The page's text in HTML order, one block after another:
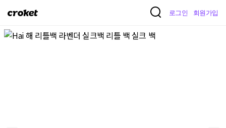
크
켓
로그인 회원가입